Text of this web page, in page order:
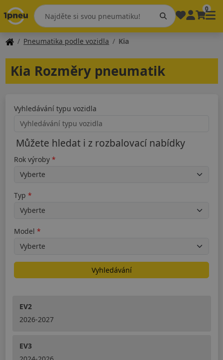
0
Pneumatika podle vozidla Kia
Kia Rozměry pneumatik
Vyhledávání typu vozidla
Můžete hledat i z rozbalovací nabídky
Rok výroby
Typ
Model
Vyhledávání
EV2
2026-2027
EV3